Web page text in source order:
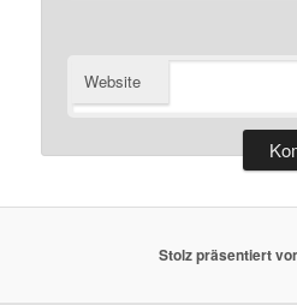
Website
Stolz präsentiert